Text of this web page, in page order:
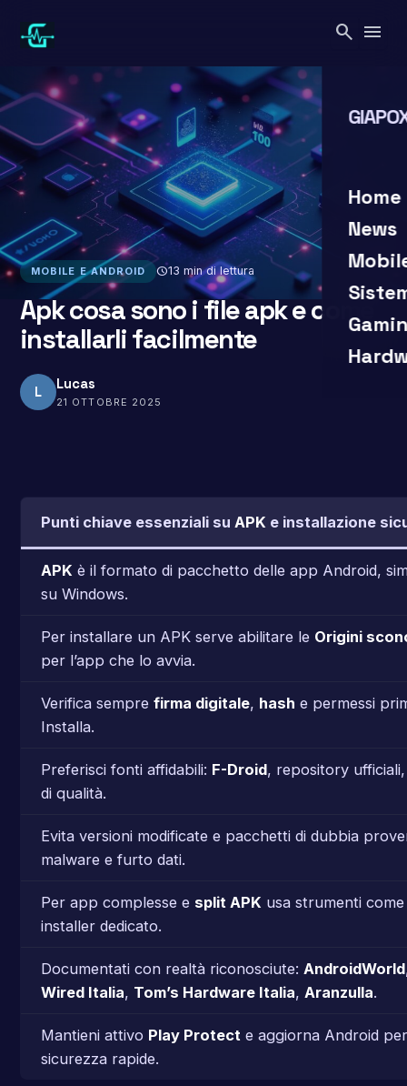
contenuto
search menu
Home
News
search
MOBILE E ANDROID schedule13 min di lettura
Apk cosa sono i file apk e come
installarli facilmente
L Lucas
21 OTTOBRE 2025
Punti chiave essenziali su APK e installazione
APK è il formato di pacchetto delle app Android,
su Windows.
Per installare un APK serve abilitare le Origini
per l’app che lo avvia.
Verifica sempre firma digitale, hash e permessi
Installa.
Preferisci fonti affidabili: F-Droid, repository
di qualità.
Evita versioni modificate e pacchetti di dubbia
malware e furto dati.
Per app complesse e split APK usa strumenti
installer dedicato.
Documentati con realtà riconosciute: AndroidWorld
Wired Italia, Tom’s Hardware Italia, Aranzulla.
Mantieni attivo Play Protect e aggiorna Android
sicurezza rapide.